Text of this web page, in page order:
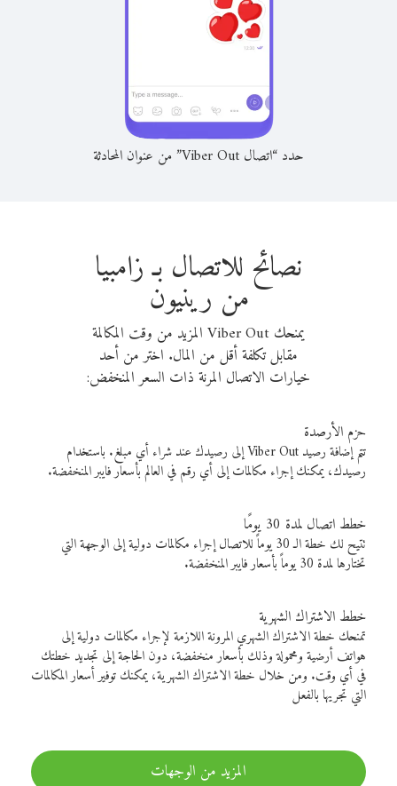
حدد “اتصال Viber Out” من عنوان المحادثة
نصائح للاتصال بـ زامبيا
من رينيون
يمنحك Viber Out المزيد من وقت المكالمة
مقابل تكلفة أقل من المال. اختر من أحد
خيارات الاتصال المرنة ذات السعر المنخفض:
حزم الأرصدة
تتم إضافة رصيد Viber Out إلى رصيدك عند شراء أي مبلغ. باستخدام
رصيدك، يمكنك إجراء مكالمات إلى أي رقم في العالم بأسعار فايبر المنخفضة.
خطط اتصال لمدة 30 يومًا
تتيح لك خطة الـ 30 يوماً للاتصال إجراء مكالمات دولية إلى الوجهة التي
تختارها لمدة 30 يوماً بأسعار فايبر المنخفضة.
خطط الاشتراك الشهرية
تمنحك خطة الاشتراك الشهري المرونة اللازمة لإجراء مكالمات دولية إلى
هواتف أرضية ومحمولة وذلك بأسعار منخفضة، دون الحاجة إلى تجديد خطتك
في أي وقت. ومن خلال خطة الاشتراك الشهرية، يمكنك توفير أسعار المكالمات
التي تجريها بالفعل
المزيد من الوجهات